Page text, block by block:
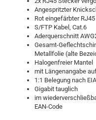
Angespritzter
Rot eingefärbter
S/FTP Kabel, Cat.6
Aderquerschnitt
Gesamt-
Metallfolie (alte
Halogenfreier Mantel
mit Längenangabe
1:1 Belegung nach
Gigabit tauglich
im
EAN-Code